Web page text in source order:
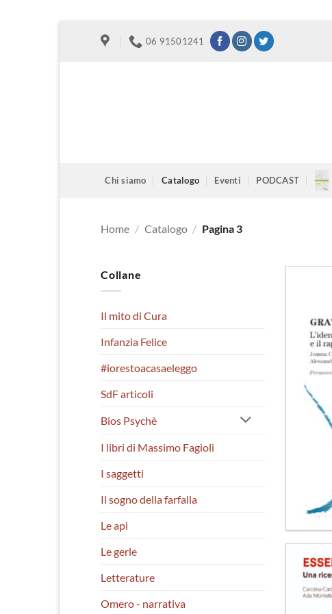
06 91501241
Chi siamo Catalogo Eventi PODCAST
Home / Catalogo / Pagina 3
Collane
Il mito di Cura
Infanzia Felice
#iorestoacasaeleggo
SdF articoli
Bios Psychè
I libri di Massimo Fagioli
I saggetti
Il sogno della farfalla
Le api
Le gerle
Letterature
Omero - narrativa